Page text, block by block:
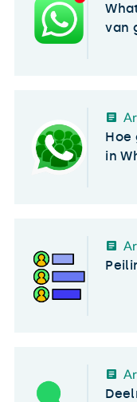
van
Hoe
in